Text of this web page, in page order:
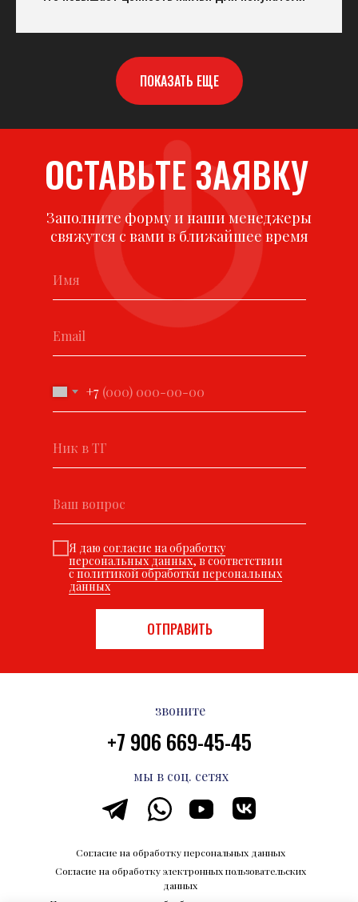
ПОКАЗАТЬ ЕЩЕ
ОСТАВЬТЕ ЗАЯВКУ
Заполните форму и наши менеджеры
свяжутся с вами в ближайшее время
+7
Я даю согласие на обработку
персональных данных, в соответствии
сполитикой обработки персональных
данных
ОТПРАВИТЬ
звоните
+7 906 669-45-45
Согласие на обработку электронных пользовательских
данных
Согласие на обработку персональных данных
мы в соц. сетях